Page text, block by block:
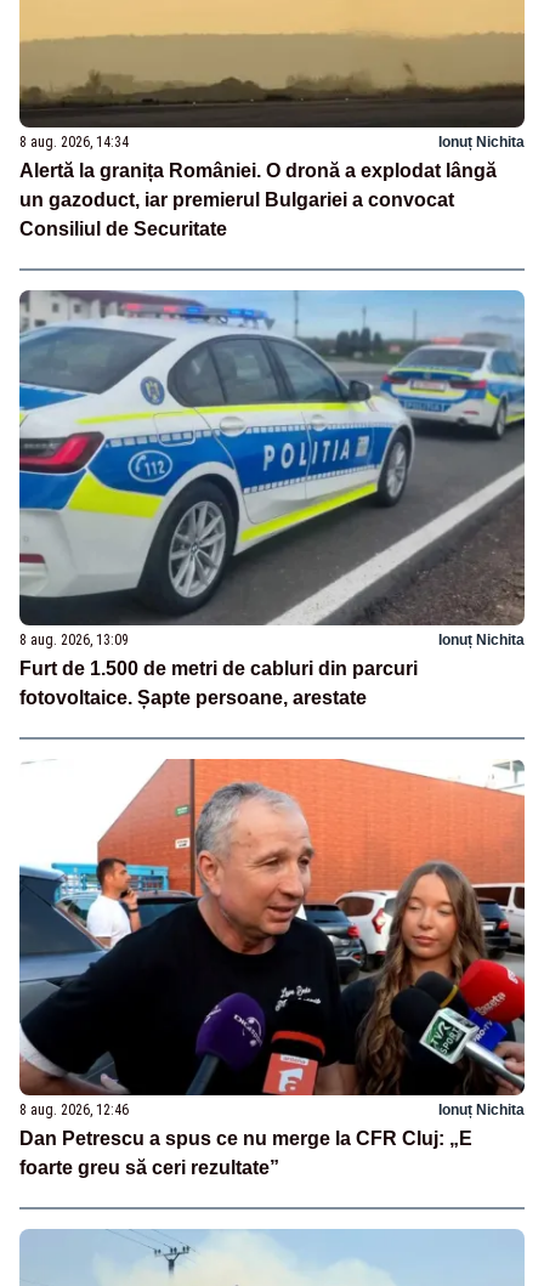
8 aug. 2026, 14:34 Ionuț Nichita
Alertă la granița României. O dronă a explodat lângă
un gazoduct, iar premierul Bulgariei a convocat
Consiliul de Securitate
8 aug. 2026, 13:09 Ionuț Nichita
Furt de 1.500 de metri de cabluri din parcuri
fotovoltaice. Șapte persoane, arestate
8 aug. 2026, 12:46 Ionuț Nichita
Dan Petrescu a spus ce nu merge la CFR Cluj: „E
foarte greu să ceri rezultate”